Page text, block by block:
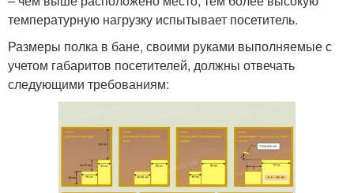
температурную нагрузку испытывает посетитель.
Размеры полка в бане, своими руками выполняемые с
учетом габаритов посетителей, должны отвечать
следующими требованиям: